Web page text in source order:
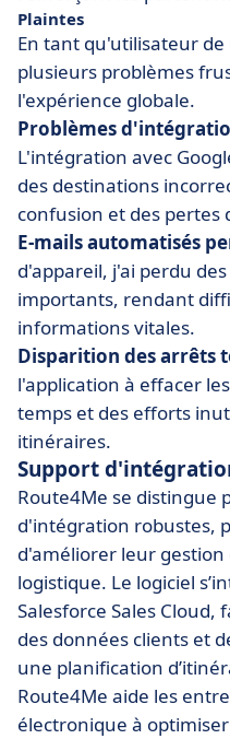
Plaintes
En tant qu'utilisateur
plusieurs problèmes
l'expérience globale.
Problèmes
L'intégration avec
des destinations
confusion et des pertes
E-mails automatisés
d'appareil, j'ai perdu
importants, rendant
informations vitales.
Disparition des arrêts
l'application à effacer
temps et des efforts
itinéraires.
Support
Route4Me se distingue
d'intégration robustes,
d'améliorer leur
logistique. Le logiciel
Salesforce Sales
des données clients et
une planification
Route4Me aide les
électronique à